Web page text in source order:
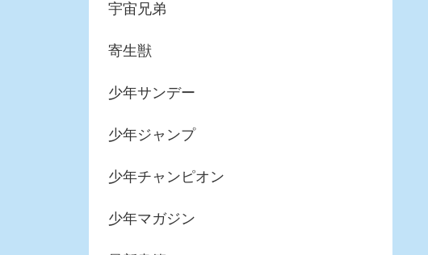
宇宙兄弟
寄生獣
少年サンデー
少年ジャンプ
少年チャンピオン
少年マガジン